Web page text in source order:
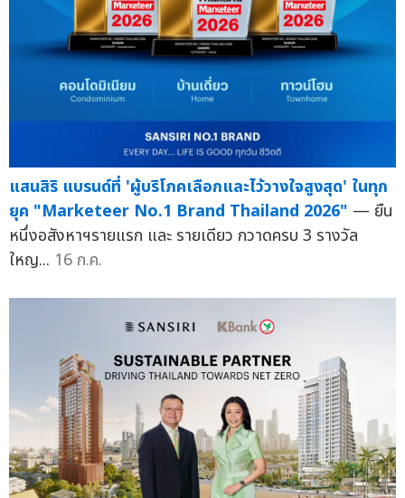
แสนสิริ แบรนด์ที่ 'ผู้บริโภคเลือกและไว้วางใจสูงสุด' ในทุก
ยุค "Marketeer No.1 Brand Thailand 2026" — ยืน
หนึ่งอสังหาฯรายแรก และ รายเดียว กวาดครบ 3 รางวัล
ใหญ... 16 ก.ค.